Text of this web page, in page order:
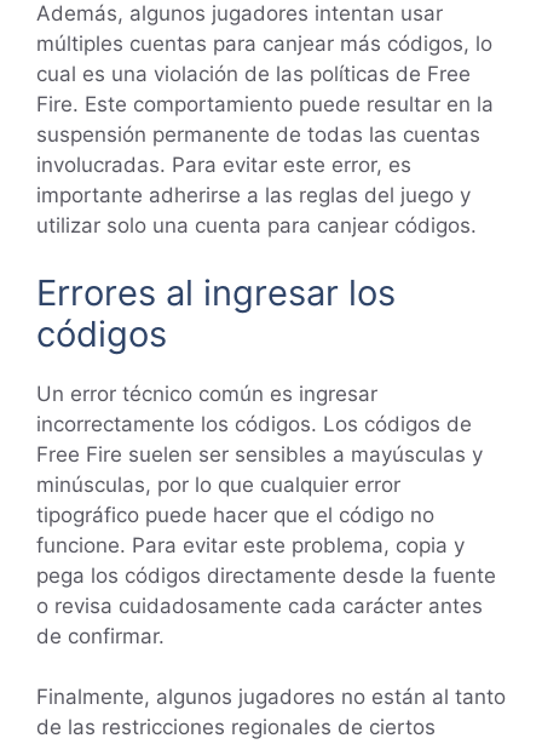
Además, algunos jugadores intentan usar
múltiples cuentas para canjear más códigos, lo
cual es una violación de las políticas de Free
Fire. Este comportamiento puede resultar en la
suspensión permanente de todas las cuentas
involucradas. Para evitar este error, es
importante adherirse a las reglas del juego y
utilizar solo una cuenta para canjear códigos.
Errores al ingresar los
códigos
Un error técnico común es ingresar
incorrectamente los códigos. Los códigos de
Free Fire suelen ser sensibles a mayúsculas y
minúsculas, por lo que cualquier error
tipográfico puede hacer que el código no
funcione. Para evitar este problema, copia y
pega los códigos directamente desde la fuente
o revisa cuidadosamente cada carácter antes
de confirmar.
Finalmente, algunos jugadores no están al tanto
de las restricciones regionales de ciertos